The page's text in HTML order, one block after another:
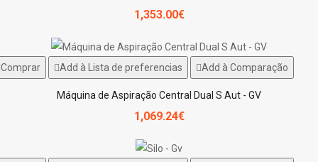
1,353.00€
Comprar Add à Lista de preferencias Add à Comparação
Máquina de Aspiração Central Dual S Aut - GV
1,069.24€